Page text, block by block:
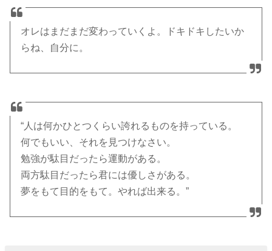
オレはまだまだ変わっていくよ。ドキドキしたいか
らね、自分に。
“人は何かひとつくらい誇れるものを持っている。
何でもいい、それを見つけなさい。
勉強が駄目だったら運動がある。
両方駄目だったら君には優しさがある。
夢をもて目的をもて。やれば出来る。”